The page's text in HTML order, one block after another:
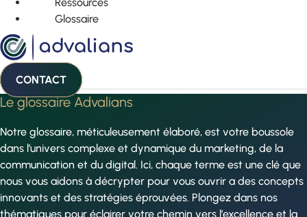
Glossaire
CONTACT
Le glossaire Advalians
Notre glossaire, méticuleusement élaboré, est votre boussole
dans l’univers complexe et dynamique du marketing, de la
communication et du digital. Ici, chaque terme est une clé que
nous vous aidons à décrypter pour vous ouvrir a des concepts
innovants et des stratégies éprouvées. Plongez dans nos
thématiques pour éclairer votre chemin vers l’excellence et la